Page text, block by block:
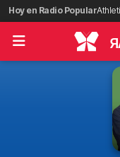
Saltar
al
contenido
Hoy en Radio Popular
R